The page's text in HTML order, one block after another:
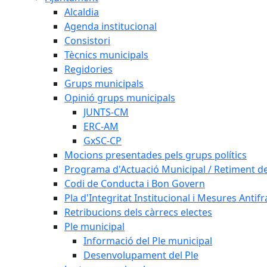
Alcaldia
Agenda institucional
Consistori
Tècnics municipals
Regidories
Grups municipals
Opinió grups municipals
JUNTS-CM
ERC-AM
GxSC-CP
Mocions presentades pels grups polítics
Programa d'Actuació Municipal / Retiment
Codi de Conducta i Bon Govern
Pla d'Integritat Institucional i Mesures
Retribucions dels càrrecs electes
Ple municipal
Informació del Ple municipal
Desenvolupament del Ple